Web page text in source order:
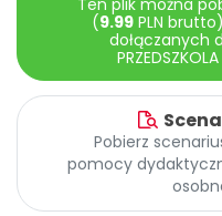
Pomoc
Promocje
Ten plik można
(9.99PLN
dołączanych
Pobierz
pomocy